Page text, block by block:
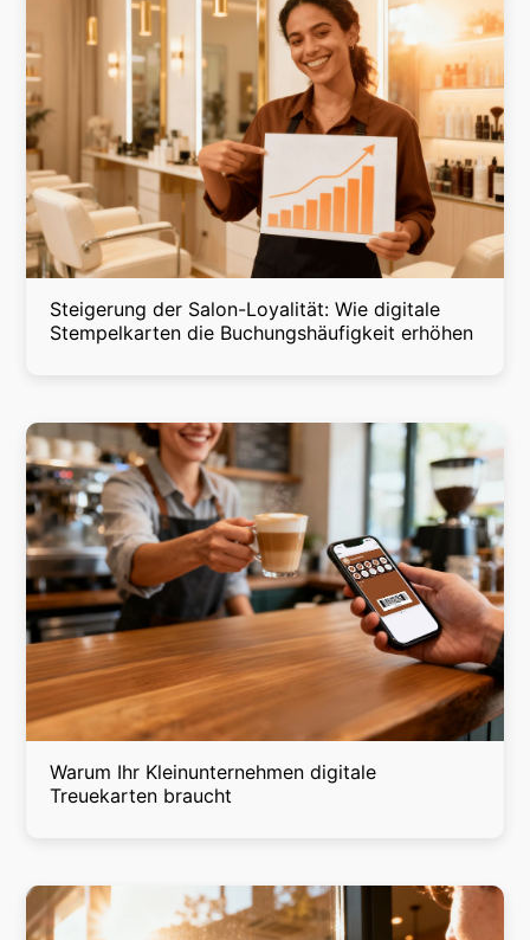
Steigerung der Salon-Loyalität: Wie digitale
Stempelkarten die Buchungshäufigkeit erhöhen
Warum Ihr Kleinunternehmen digitale
Treuekarten braucht